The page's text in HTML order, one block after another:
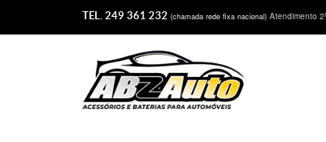
TEL. 249 361 232 (chamada rede fixa nacional) Atendimento